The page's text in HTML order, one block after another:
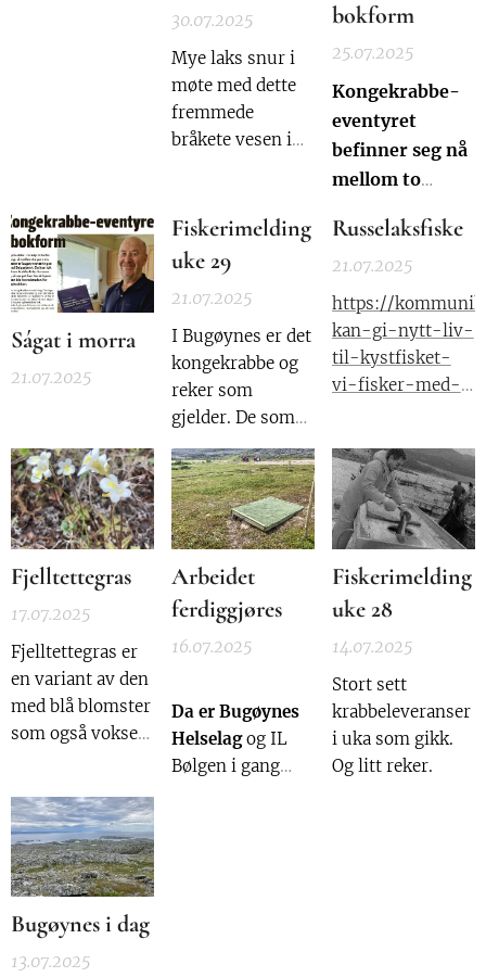
30.07.2025
Mye laks snur i
møte med dette
fremmede
bråkete vesen i
laksen våres? Vet
vi nok om
konsekvensene. I
Tana har man
også i år måtte
åpne fella for å
slippe forbi
mengder av
som samler seg
nedstrøms fella
og ikke tør gå
inn. Dette er ett
gigantisk forsøks
prosjekt og
gambling med
villaksens
bokform
25.07.2025
Kongekrabbe-
eventyret
befinner seg nå
mellom to
Forfatter er
Øyvin
Seipæjærvi.
Ságat i morra
21.07.2025
Fiskerimelding
uke 29
21.07.2025
I Bugøynes er det
kongekrabbe og
reker som
gjelder. De som
eventuelt ønsker
å levere annen
fangst må dra
andre steder med
det.
Russelaksfiske
21.07.2025
https://
kan-gi-nytt-liv-
til-kystfisket-
vi-fisker-med-
Fjelltettegras
17.07.2025
Fjelltettegras er
en variant av den
med blå blomster
som også vokser
Fjelltettegras
finner litt høyere
oppe på fjellet og
har hvite blomst.
Arbeidet
ferdiggjøres
16.07.2025
Da er Bugøynes
Helselagog IL
Bølgen i gang
Fiskerimelding
uke 28
14.07.2025
Stort sett
krabbeleveranser
i uka som gikk.
Og litt reker.
Bugøynes i dag
13.07.2025